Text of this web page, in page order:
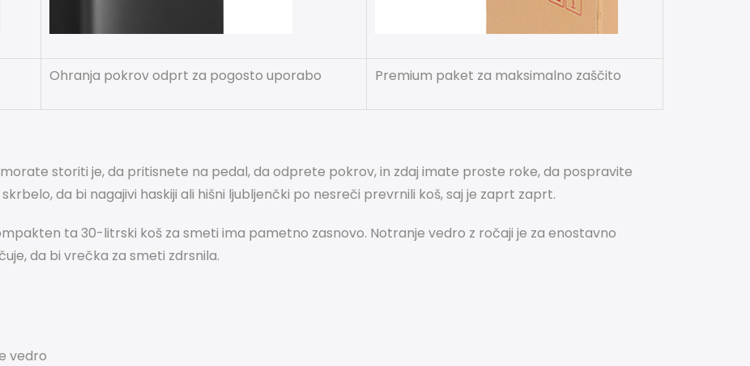
Ohranja pokrov odprt za pogosto uporabo Premium paket za maksimalno zaščito
storiti je, da pritisnete na pedal, da odprete pokrov, in zdaj imate proste roke, da pospravite
da bi nagajivi haskiji ali hišni ljubljenčki po nesreči prevrnili koš, saj je zaprt zaprt.
ta 30-litrski koš za smeti ima pametno zasnovo. Notranje vedro z ročaji je za enostavno
da bi vrečka za smeti zdrsnila.
vedro